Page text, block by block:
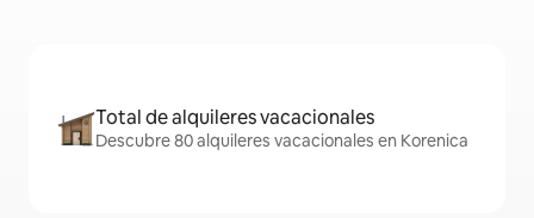
Total de alquileres vacacionales
Descubre 80 alquileres vacacionales en Korenica